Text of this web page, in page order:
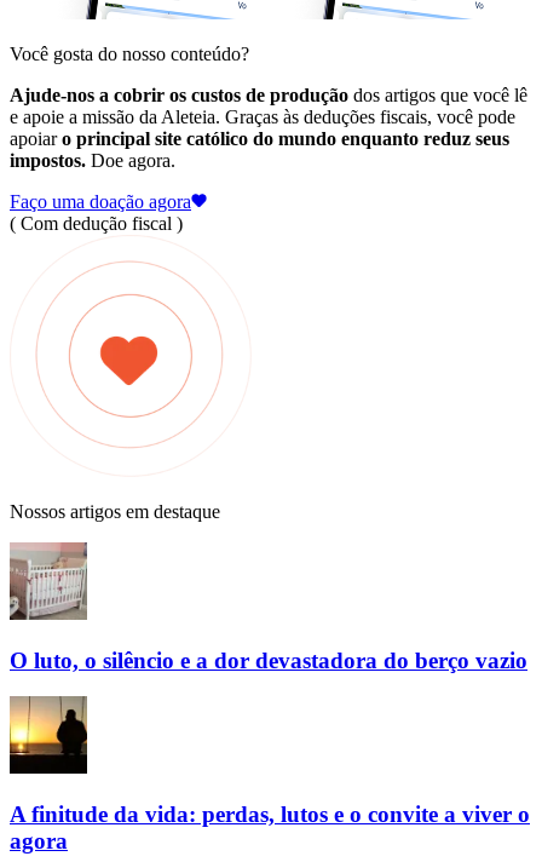
Você gosta do nosso conteúdo?
Ajude-nos a cobrir os custos de produção dos artigos que você lê
e apoie a missão da Aleteia. Graças às deduções fiscais, você pode
apoiaro principal site católico do mundo enquanto reduz seus
impostos. Doe agora.
Faço uma doação agora
( Com dedução fiscal )
Nossos artigos em destaque
O luto, o silêncio e a dor devastadora do berço vazio
A finitude da vida: perdas, lutos e o convite a viver o
agora